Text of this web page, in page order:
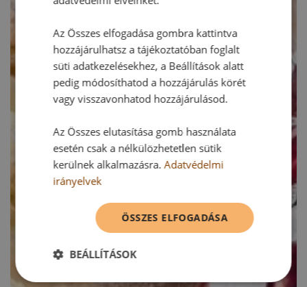
Az Összes elfogadása gombra kattintva
hozzájárulhatsz a tájékoztatóban foglalt
süti adatkezelésekhez, a Beállítások alatt
pedig módosíthatod a hozzájárulás körét
vagy visszavonhatod hozzájárulásod.
Az Összes elutasítása gomb használata
esetén csak a nélkülözhetetlen sütik
kerülnek alkalmazásra.Adatvédelmi
irányelvek
ÖSSZES ELFOGADÁSA
BEÁLLÍTÁSOK